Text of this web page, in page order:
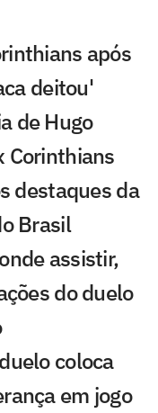
após
deitou'
de Hugo
Corinthians
destaques da
Brasil
assistir,
do duelo
coloca
em jogo